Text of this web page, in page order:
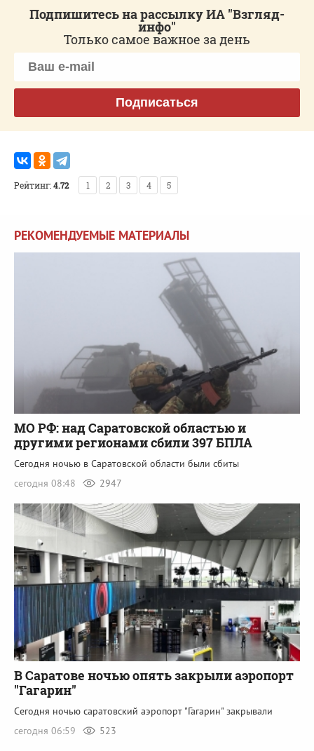
Подпишитесь на рассылку ИА "Взгляд-
инфо"
Только самое важное за день
Подписаться
Рейтинг:4.72 1 2 3 4 5
РЕКОМЕНДУЕМЫЕ МАТЕРИАЛЫ
МО РФ: над Саратовской областью и
другими регионами сбили 397 БПЛА
Сегодня ночью в Саратовской области были сбиты
сегодня 08:48
2947
В Саратове ночью опять закрыли аэропорт
"Гагарин"
Сегодня ночью саратовский аэропорт "Гагарин" закрывали
сегодня 06:59
523